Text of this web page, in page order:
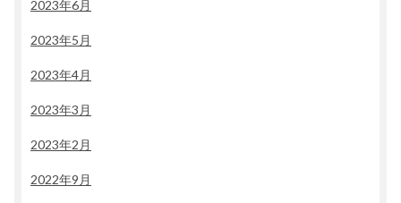
2023年6月
2023年5月
2023年4月
2023年3月
2023年2月
2022年9月